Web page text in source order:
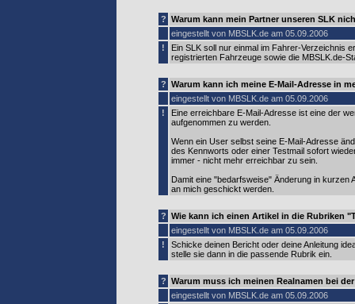
? Warum kann mein Partner unseren SLK
eingestellt von MBSLK.de am 05.09.2006
!
Ein SLK soll nur einmal im Fahrer-Verzeichnis
registrierten Fahrzeuge sowie die MBSLK.de-
? Warum kann ich meine E-Mail-Adresse in
eingestellt von MBSLK.de am 05.09.2006
!
Eine erreichbare E-Mail-Adresse ist eine der
aufgenommen zu werden.
Wenn ein User selbst seine E-Mail-Adresse
des Kennworts oder einer Testmail sofort
immer - nicht mehr erreichbar zu sein.
Damit eine "bedarfsweise" Änderung in kurzen
an mich geschickt werden.
? Wie kann ich einen Artikel in die Rubriken
eingestellt von MBSLK.de am 05.09.2006
!
Schicke deinen Bericht oder deine Anleitung
stelle sie dann in die passende Rubrik ein.
? Warum muss ich meinen Realnamen bei
eingestellt von MBSLK.de am 05.09.2006